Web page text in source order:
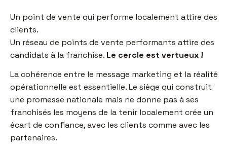
Un point de vente qui performe localement attire des
clients.
Un réseau de points de vente performants attire des
candidats à la franchise. Le cercle est vertueux !
La cohérence entre le message marketing et la réalité
opérationnelle est essentielle. Le siège qui construit
une promesse nationale mais ne donne pas à ses
franchisés les moyens de la tenir localement crée un
écart de confiance, avec les clients comme avec les
partenaires.